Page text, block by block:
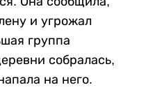
и угрожал
группа
собралась,
на него.